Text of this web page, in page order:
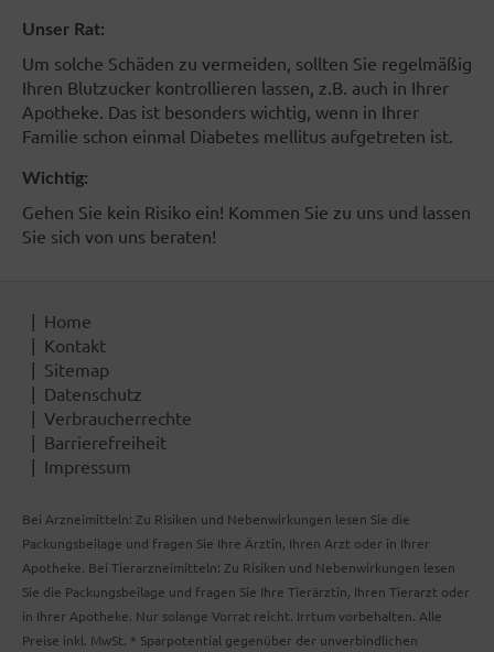
Unser Rat:
Um solche Schäden zu vermeiden, sollten Sie regelmäßig
Ihren Blutzucker kontrollieren lassen, z.B. auch in Ihrer
Apotheke. Das ist besonders wichtig, wenn in Ihrer
Familie schon einmal Diabetes mellitus aufgetreten ist.
Wichtig:
Gehen Sie kein Risiko ein! Kommen Sie zu uns und lassen
Sie sich von uns beraten!
Home
Kontakt
Sitemap
Datenschutz
Verbraucherrechte
Barrierefreiheit
Impressum
Bei Arzneimitteln: Zu Risiken und Nebenwirkungen lesen Sie die
Packungsbeilage und fragen Sie Ihre Ärztin, Ihren Arzt oder in Ihrer
Apotheke. Bei Tierarzneimitteln: Zu Risiken und Nebenwirkungen lesen
Sie die Packungsbeilage und fragen Sie Ihre Tierärztin, Ihren Tierarzt oder
in Ihrer Apotheke. Nur solange Vorrat reicht. Irrtum vorbehalten. Alle
Preise inkl. MwSt. * Sparpotential gegenüber der unverbindlichen